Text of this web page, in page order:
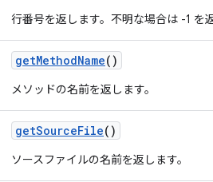
行番号を返します。不明な場合は -1 を返
getMethodName()
メソッドの名前を返します。
getSourceFile()
ソースファイルの名前を返します。